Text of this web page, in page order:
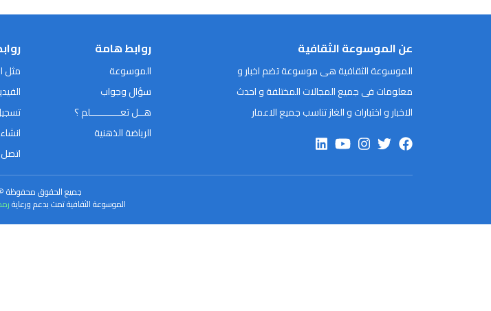
عن الموسوعة الثقافية
الموسوعة الثقافية هى موسوعة تضم اخبار و
معلومات فى جميع المجالات المختلفة و احدث
الاخبار و اختبارات و الغاز تناسب جميع الاعمار
روابط هامة
الموسوعة
سؤال وجواب
هــل تعـــــــــــلم ؟
الرياضة الذهنية
مثل
اتصل
جميع الحقوق محفوظة ©
الموسوعة الثقافية تمت بدعم ورعاية